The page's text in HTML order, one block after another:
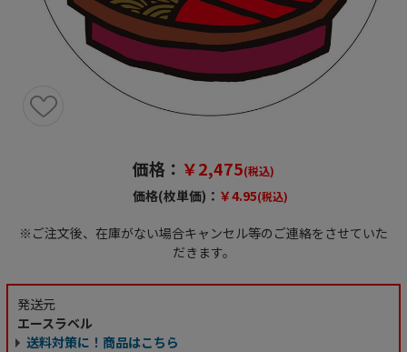
価格： ￥2,475(税込)
価格(枚単価)： ￥4.95(税込)
※ご注文後、在庫がない場合キャンセル等のご連絡をさせていた
だきます。
発送元
エースラベル
送料対策に！商品はこちら